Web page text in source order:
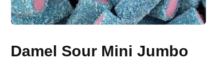
Damel Sour Mini Jumbo